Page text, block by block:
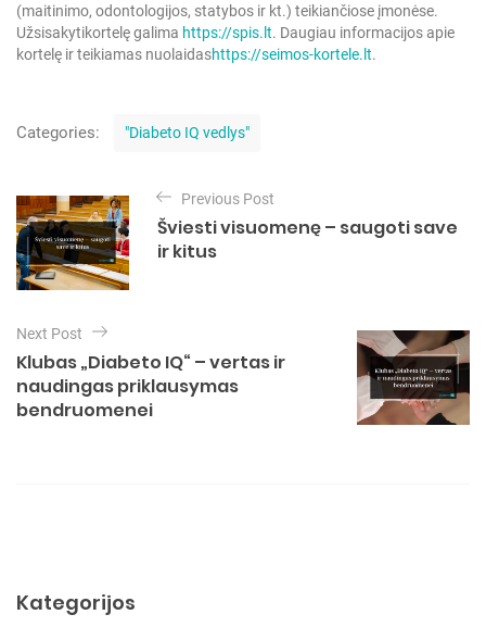
(maitinimo, odontologijos, statybos ir kt.) teikiančiose įmonėse.
Užsisakytikortelę galima https://spis.lt. Daugiau informacijos apie
kortelę ir teikiamas nuolaidashttps://seimos-kortele.lt.
Categories:
g
o
r
i
"Diabeto IQ vedlys"
a
v
i
a
c
i
p
Previous Post
Šviesti visuomenę – saugoti save
ir kitus
Next Post
Klubas „Diabeto IQ“ – vertas ir
naudingas priklausymas
bendruomenei
Kategorijos